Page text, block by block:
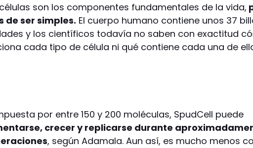
son los componentes fundamentales de la vida,
de ser simples. El cuerpo humano contiene unos 37
y los científicos todavía no saben con exactitud
cada tipo de célula ni qué contiene cada una de
por entre 150 y 200 moléculas, SpudCell puede
crecer y replicarse durante
, según Adamala. Aun así, es mucho menos